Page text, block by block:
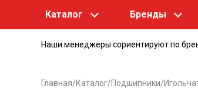
Каталог Бренды
Наши менеджеры сориентируют по
Главная/Каталог/Подшипники/